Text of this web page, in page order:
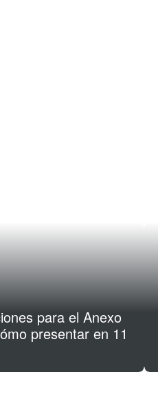
para el Anexo
presentar en 11